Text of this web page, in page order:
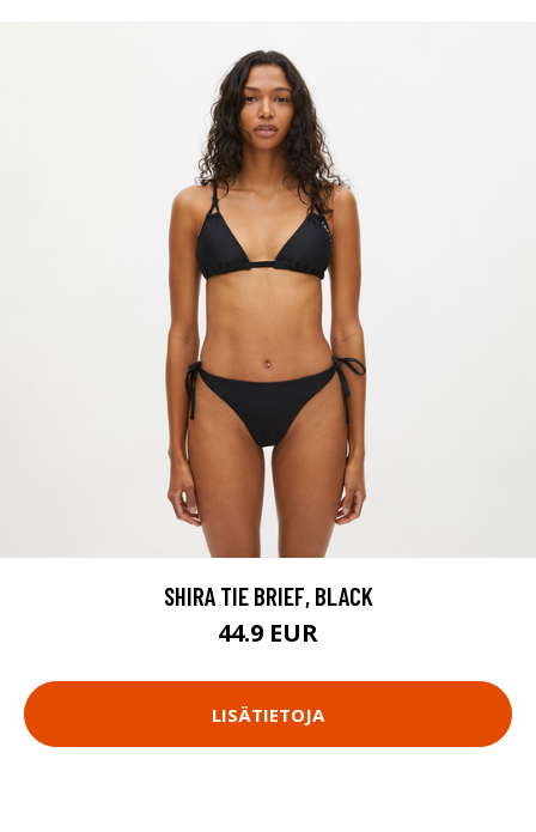
SHIRA TIE BRIEF, BLACK
44.9 EUR
LISÄTIETOJA